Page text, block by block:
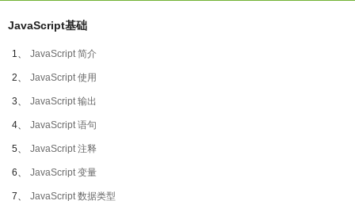
JavaScript基础
1、 JavaScript 简介
2、 JavaScript 使用
3、 JavaScript 输出
4、 JavaScript 语句
5、 JavaScript 注释
6、 JavaScript 变量
7、 JavaScript 数据类型